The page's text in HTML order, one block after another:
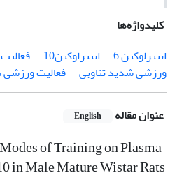
کلیدواژه‌ها
اینترلوکین 6
اینترلوکین10
ورزشی شدید تناوبی
فعالیت
عنوان مقاله English
of Training on Plasma
in Male Mature Wistar Rats